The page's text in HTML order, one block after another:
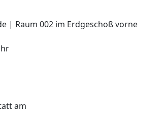
| Raum 002 im Erdgeschoß vorne
am